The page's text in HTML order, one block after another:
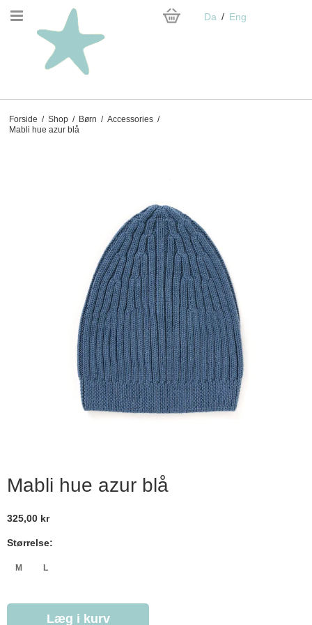
Da Eng
Forside / Shop / Børn / Accessories /
Mabli hue azur blå
Mabli hue azur blå
325,00 kr
Størrelse:
M L
Læg i kurv